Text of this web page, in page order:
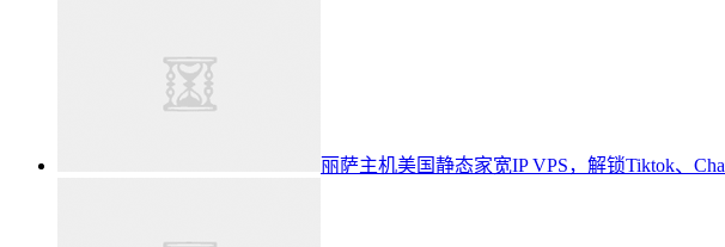
丽萨主机美国静态家宽IP VPS，解锁Tiktok、